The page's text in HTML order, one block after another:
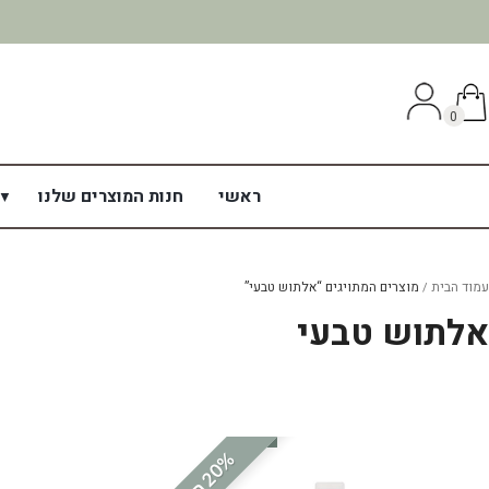
0
ראשי חנות המוצרים שלנו
עמוד הבית מוצרים המתויגים “אלתוש טבעי”
אלתוש טבעי
%
ה